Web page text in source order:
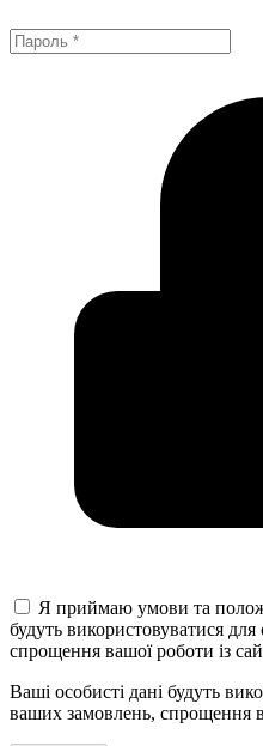
Я приймаю умови та
будуть використовуватися
спрощення вашої роботи із
Ваші особисті дані будуть
ваших замовлень, спрощення